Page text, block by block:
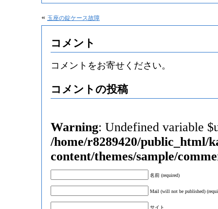
« 玉座の錠ケース故障
コメント
コメントをお寄せください。
コメントの投稿
Warning: Undefined variable
/home/r8289420/public_html/
content/themes/sample/
名前 (required)
Mail (will not be published)
サイト